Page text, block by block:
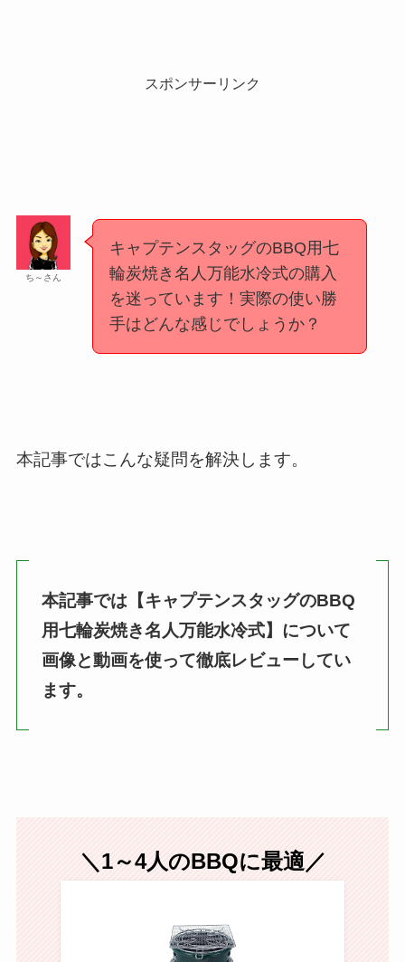
スポンサーリンク
ち～さん
キャプテンスタッグのBBQ用七
輪炭焼き名人万能水冷式の購入
を迷っています！実際の使い勝
手はどんな感じでしょうか？
本記事ではこんな疑問を解決します。
本記事では【キャプテンスタッグのBBQ
用七輪炭焼き名人万能水冷式】について
画像と動画を使って徹底レビューしてい
ます。
＼1～4人のBBQに最適／